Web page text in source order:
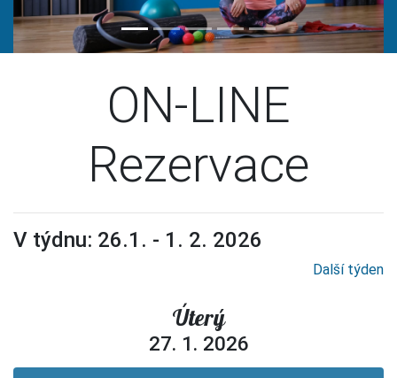
ON-LINE
Rezervace
V týdnu: 26.1. - 1. 2. 2026
Další týden
Úterý
27. 1. 2026